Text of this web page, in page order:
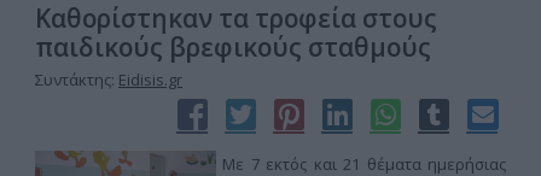
Καθορίστηκαν τα τροφεία στους
παιδικούς βρεφικούς σταθμούς
Συντάκτης: Eidisis.gr
Με 7 εκτός και 21 θέματα ημερήσιας